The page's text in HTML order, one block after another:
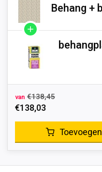
Behang +
van €138,45
€138,03